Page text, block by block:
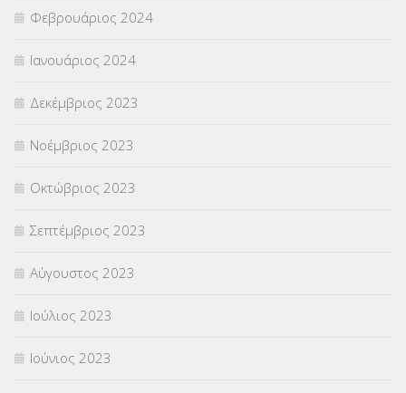
Φεβρουάριος 2024
Ιανουάριος 2024
Δεκέμβριος 2023
Νοέμβριος 2023
Οκτώβριος 2023
Σεπτέμβριος 2023
Αύγουστος 2023
Ιούλιος 2023
Ιούνιος 2023